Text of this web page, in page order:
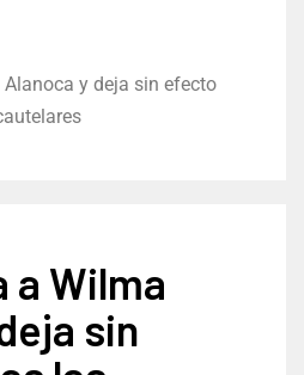
y deja sin efecto
a Wilma
sin